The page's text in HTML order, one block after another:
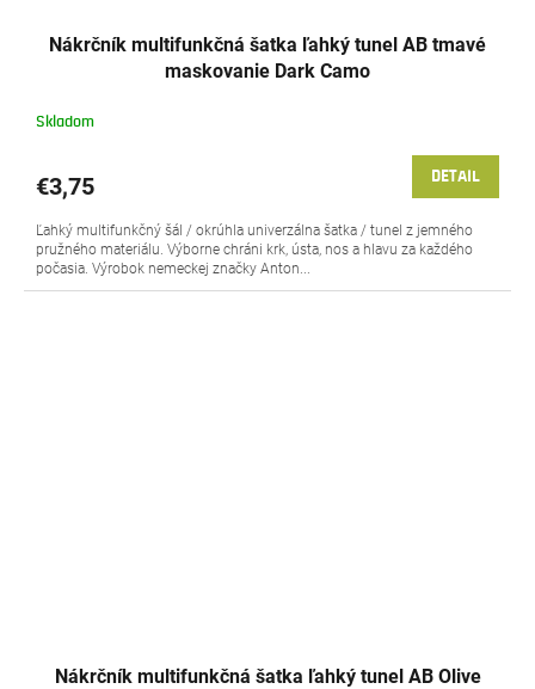
Nákrčník multifunkčná šatka ľahký tunel AB tmavé
maskovanie Dark Camo
Skladom
€3,75 DETAIL
Ľahký multifunkčný šál / okrúhla univerzálna šatka / tunel z jemného
pružného materiálu. Výborne chráni krk, ústa, nos a hlavu za každého
počasia. Výrobok nemeckej značky Anton...
Nákrčník multifunkčná šatka ľahký tunel AB Olive